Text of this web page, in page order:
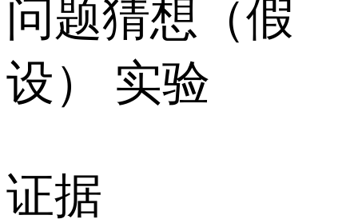
问题猜想（假
设） 实验
证据